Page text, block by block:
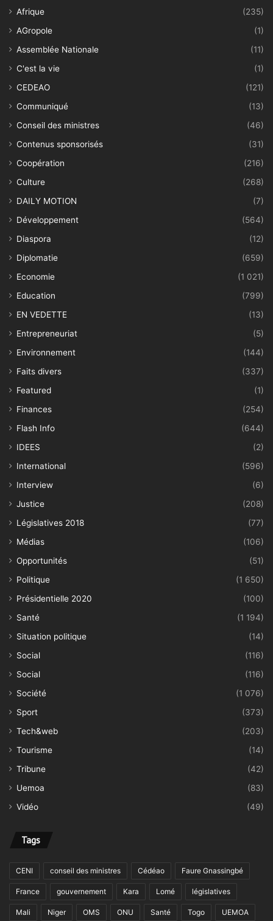
Afrique
(235)
AGropole
(1)
Assemblée Nationale
(11)
C'est la vie
(1)
CEDEAO
(121)
Communiqué
(13)
Conseil des ministres
(46)
Contenus sponsorisés
(31)
Coopération
(216)
Culture
(268)
DAILY MOTION
(7)
Développement
(564)
Diaspora
(12)
Diplomatie
(659)
Economie
(1 021)
Education
(799)
EN VEDETTE
(13)
Entrepreneuriat
(5)
Environnement
(144)
Faits divers
(337)
Featured
(1)
Finances
(254)
Flash Info
(644)
IDEES
(2)
International
(596)
Interview
(6)
Justice
(208)
Législatives 2018
(77)
Médias
(106)
Opportunités
(51)
Politique
(1 650)
Présidentielle 2020
(100)
Santé
(1 194)
Situation politique
(14)
Social
(116)
Social
(116)
Société
(1 076)
Sport
(373)
Tech&web
(203)
Tourisme
(14)
Tribune
(42)
Uemoa
(83)
Vidéo
(49)
Tags
CENI conseil des ministres Cédéao Faure Gnassingbé
France gouvernement Kara Lomé législatives
Mali Niger OMS ONU Santé Togo UEMOA